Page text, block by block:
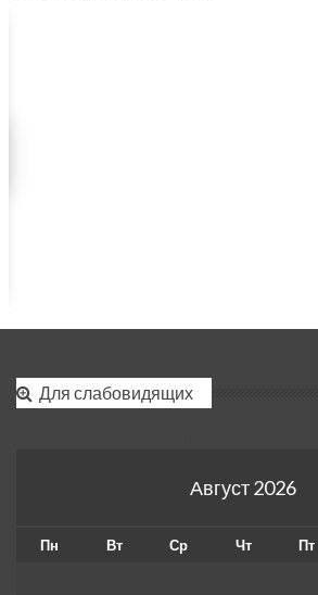
Для слабовидящих
Август 2026
Пн Вт Ср Чт Пт